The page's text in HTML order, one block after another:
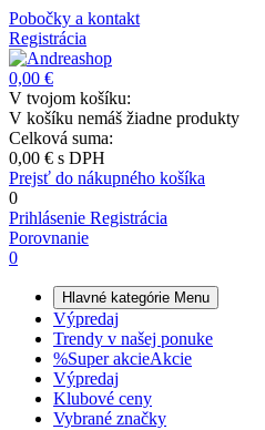
Pobočky a kontakt
Registrácia
0,00 €
V tvojom košíku:
V košíku nemáš žiadne produkty
Celková suma:
0,00 € s DPH
Prejsť do nákupného košíka
0
Prihlásenie Registrácia
Porovnanie
0
Hlavné kategórie Menu
Výpredaj
Trendy v našej ponuke
%Super akcieAkcie
Výpredaj
Klubové ceny
Vybrané značky